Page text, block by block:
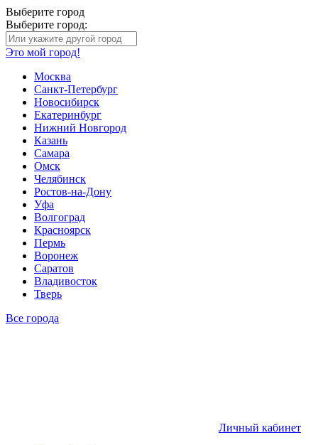
Выберите город
Выберите город:
Это мой город!
Москва
Санкт-Петербург
Новосибирск
Екатеринбург
Нижний Новгород
Казань
Самара
Омск
Челябинск
Ростов-на-Дону
Уфа
Волгоград
Красноярск
Пермь
Воронеж
Саратов
Владивосток
Тверь
Все города
Личный кабинет